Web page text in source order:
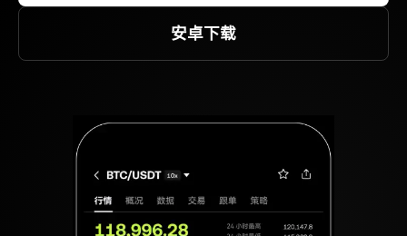
安卓下载